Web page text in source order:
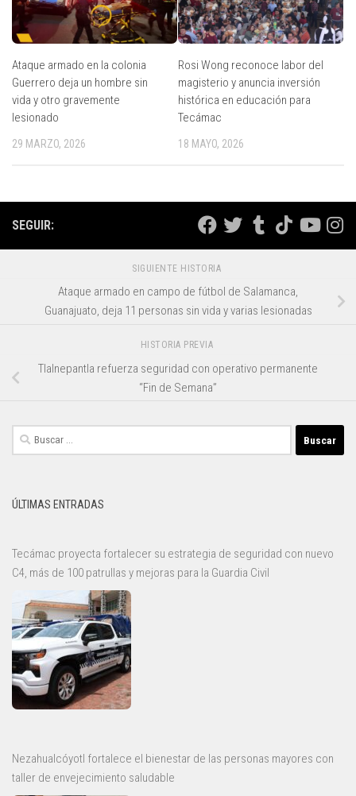
Ataque armado en la colonia
Guerrero deja un hombre sin
vida y otro gravemente
lesionado
29 MARZO, 2026
Rosi Wong reconoce labor del
magisterio y anuncia inversión
histórica en educación para
Tecámac
18 MAYO, 2026
SEGUIR:
SIGUIENTE HISTORIA
Ataque armado en campo de fútbol de Salamanca,
Guanajuato, deja 11 personas sin vida y varias lesionadas
HISTORIA PREVIA
Tlalnepantla refuerza seguridad con operativo permanente
“Fin de Semana”
Buscar:
ÚLTIMAS ENTRADAS
Tecámac proyecta fortalecer su estrategia de seguridad con nuevo
C4, más de 100 patrullas y mejoras para la Guardia Civil
Nezahualcóyotl fortalece el bienestar de las personas mayores con
taller de envejecimiento saludable